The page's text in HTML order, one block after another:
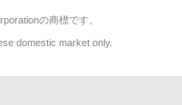
の商標です。
domestic market only.